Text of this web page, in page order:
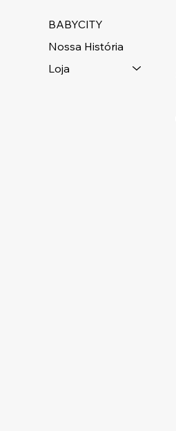
BABYCITY
Nossa História
Loja